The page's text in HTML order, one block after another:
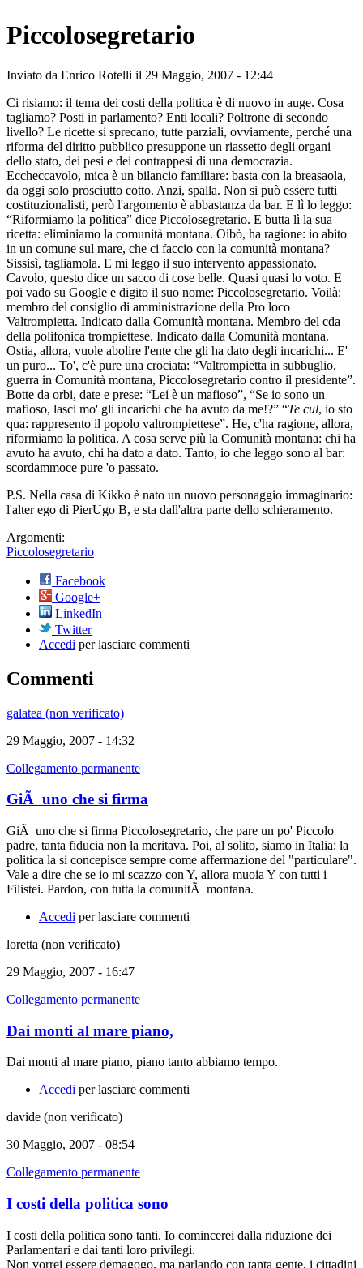
Piccolosegretario
Inviato da Enrico Rotelli il 29 Maggio, 2007 - 12:44
Ci risiamo: il tema dei costi della politica è di nuovo in auge. Cosa
tagliamo? Posti in parlamento? Enti locali? Poltrone di secondo
livello? Le ricette si sprecano, tutte parziali, ovviamente, perché una
riforma del diritto pubblico presuppone un riassetto degli organi
dello stato, dei pesi e dei contrappesi di una democrazia.
Eccheccavolo, mica è un bilancio familiare: basta con la breasaola,
da oggi solo prosciutto cotto. Anzi, spalla. Non si può essere tutti
costituzionalisti, però l'argomento è abbastanza da bar. E lì lo leggo:
“Riformiamo la politica” dice Piccolosegretario. E butta lì la sua
ricetta: eliminiamo la comunità montana. Oibò, ha ragione: io abito
in un comune sul mare, che ci faccio con la comunità montana?
Sissisì, tagliamola. E mi leggo il suo intervento appassionato.
Cavolo, questo dice un sacco di cose belle. Quasi quasi lo voto. E
poi vado su Google e digito il suo nome: Piccolosegretario. Voilà:
membro del consiglio di amministrazione della Pro loco
Valtrompietta. Indicato dalla Comunità montana. Membro del cda
della polifonica trompiettese. Indicato dalla Comunità montana.
Ostia, allora, vuole abolire l'ente che gli ha dato degli incarichi... E'
un puro... To', c'è pure una crociata: “Valtrompietta in subbuglio,
guerra in Comunità montana, Piccolosegretario contro il presidente”.
Botte da orbi, date e prese: “Lei è un mafioso”, “Se io sono un
mafioso, lasci mo' gli incarichi che ha avuto da me!?” “Te cul, io sto
qua: rappresento il popolo valtrompiettese”. He, c'ha ragione, allora,
riformiamo la politica. A cosa serve più la Comunità montana: chi ha
avuto ha avuto, chi ha dato a dato. Tanto, io che leggo sono al bar:
scordammoce pure 'o passato.
P.S. Nella casa di Kikko è nato un nuovo personaggio immaginario:
l'alter ego di PierUgo B, e sta dall'altra parte dello schieramento.
Argomenti:
Piccolosegretario
Facebook
Google+
LinkedIn
Twitter
Accedi per lasciare commenti
Commenti
galatea (non verificato)
29 Maggio, 2007 - 14:32
Collegamento permanente
GiÃ uno che si firma
GiÃ uno che si firma Piccolosegretario, che pare un po' Piccolo
padre, tanta fiducia non la meritava. Poi, al solito, siamo in Italia: la
politica la si concepisce sempre come affermazione del "particulare".
Vale a dire che se io mi scazzo con Y, allora muoia Y con tutti i
Filistei. Pardon, con tutta la comunitÃ montana.
Accedi per lasciare commenti
loretta (non verificato)
29 Maggio, 2007 - 16:47
Collegamento permanente
Dai monti al mare piano,
Dai monti al mare piano, piano tanto abbiamo tempo.
Accedi per lasciare commenti
davide (non verificato)
30 Maggio, 2007 - 08:54
Collegamento permanente
I costi della politica sono
I costi della politica sono tanti. Io comincerei dalla riduzione dei
Parlamentari e dai tanti loro privilegi.
Non vorrei essere demagogo, ma parlando con tanta gente, i cittadini